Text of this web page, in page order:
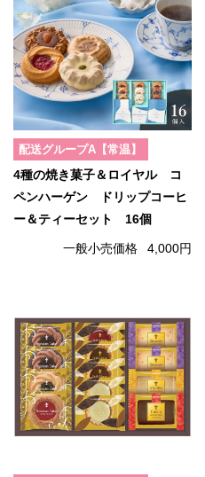
配送グループA【常温】
4種の焼き菓子＆ロイヤル コ
ペンハーゲン ドリップコーヒ
ー＆ティーセット 16個
一般小売価格 4,000円